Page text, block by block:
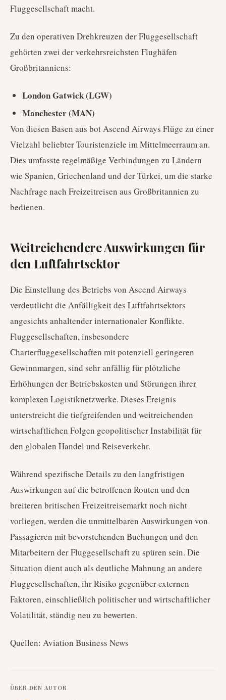
Fluggesellschaft macht.
Zu den operativen Drehkreuzen der Fluggesellschaft
gehörten zwei der verkehrsreichsten Flughäfen
Großbritanniens:
London Gatwick (LGW)
Manchester (MAN)
Von diesen Basen aus bot Ascend Airways Flüge zu einer
Vielzahl beliebter Touristenziele im Mittelmeerraum an.
Dies umfasste regelmäßige Verbindungen zu Ländern
wie Spanien, Griechenland und der Türkei, um die starke
Nachfrage nach Freizeitreisen aus Großbritannien zu
bedienen.
Weitreichendere Auswirkungen für
den Luftfahrtsektor
Die Einstellung des Betriebs von Ascend Airways
verdeutlicht die Anfälligkeit des Luftfahrtsektors
angesichts anhaltender internationaler Konflikte.
Fluggesellschaften, insbesondere
Charterfluggesellschaften mit potenziell geringeren
Gewinnmargen, sind sehr anfällig für plötzliche
Erhöhungen der Betriebskosten und Störungen ihrer
komplexen Logistiknetzwerke. Dieses Ereignis
unterstreicht die tiefgreifenden und weitreichenden
wirtschaftlichen Folgen geopolitischer Instabilität für
den globalen Handel und Reiseverkehr.
Während spezifische Details zu den langfristigen
Auswirkungen auf die betroffenen Routen und den
breiteren britischen Freizeitreisemarkt noch nicht
vorliegen, werden die unmittelbaren Auswirkungen von
Passagieren mit bevorstehenden Buchungen und den
Mitarbeitern der Fluggesellschaft zu spüren sein. Die
Situation dient auch als deutliche Mahnung an andere
Fluggesellschaften, ihr Risiko gegenüber externen
Faktoren, einschließlich politischer und wirtschaftlicher
Volatilität, ständig neu zu bewerten.
Quellen: Aviation Business News
ÜBER DEN AUTOR